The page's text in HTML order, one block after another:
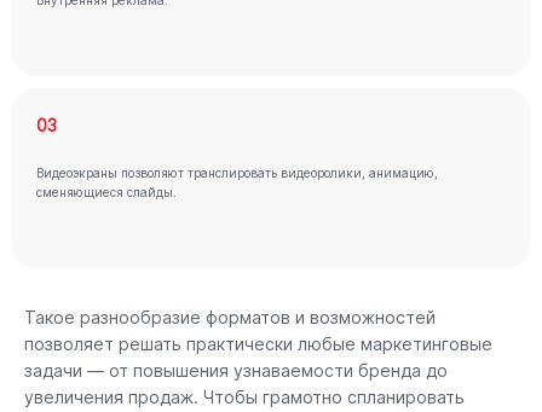
03
Видеоэкраны позволяют транслировать видеоролики, анимацию,
сменяющиеся слайды.
Такое разнообразие форматов и возможностей
позволяет решать практически любые маркетинговые
задачи — от повышения узнаваемости бренда до
увеличения продаж. Чтобы грамотно спланировать